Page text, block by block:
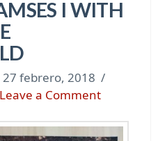
I WITH
27 febrero, 2018
Leave a Comment